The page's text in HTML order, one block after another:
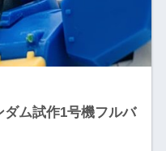
ダム試作1号機フルバ